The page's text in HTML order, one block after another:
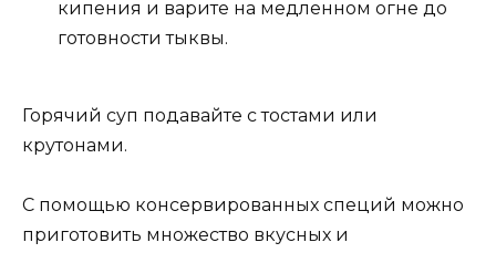
кипения и варите на медленном огне до
готовности тыквы.
Горячий суп подавайте с тостами или
крутонами.
С помощью консервированных специй можно
приготовить множество вкусных и